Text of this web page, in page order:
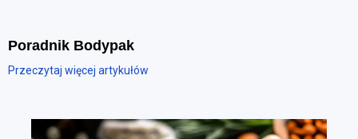
Poradnik Bodypak
Przeczytaj więcej artykułów